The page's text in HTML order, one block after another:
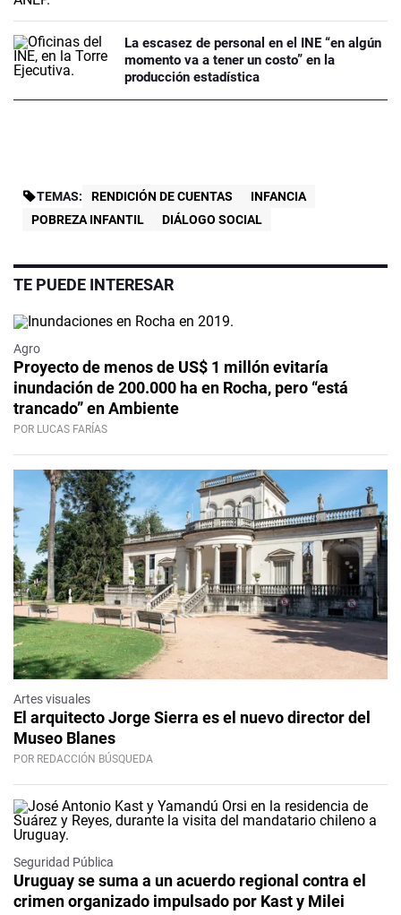
La escasez de personal en el INE “en algún
momento va a tener un costo” en la
producción estadística
TEMAS: RENDICIÓN DE CUENTAS
INFANCIA
POBREZA INFANTIL
DIÁLOGO SOCIAL
TE PUEDE INTERESAR
Agro
Proyecto de menos de US$ 1 millón evitaría
inundación de 200.000 ha en Rocha, pero “está
trancado” en Ambiente
POR LUCAS FARÍAS
Artes visuales
El arquitecto Jorge Sierra es el nuevo director del
Museo Blanes
POR REDACCIÓN BÚSQUEDA
Seguridad Pública
Uruguay se suma a un acuerdo regional contra el
crimen organizado impulsado por Kast y Milei